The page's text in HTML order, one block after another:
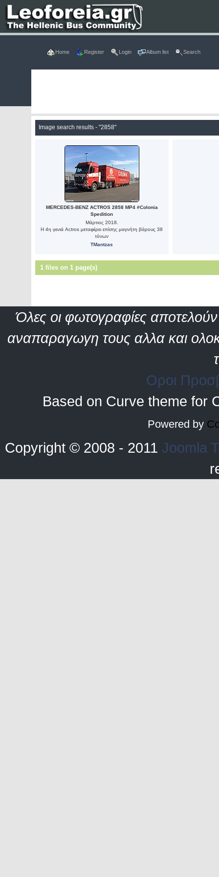
Home Register Login Album list Search
Image search results - "2858"
MERCEDES-BENZ ACTROS 2858 MP4 #Colonia
Spedition
Μάρτιος 2018.
Η 4η γενιά Actros μεταφέρει επίσης μαγνήτη βάρους 38
τόνων
TMantzas
1 files on 1 page(s)
Όλες οι φωτογραφίες αποτελούν
αναπαραγωγη τους αλλα και
Οροι
Based on Curve theme for
Powered by
Copyright © 2008 - 2011 Joomla